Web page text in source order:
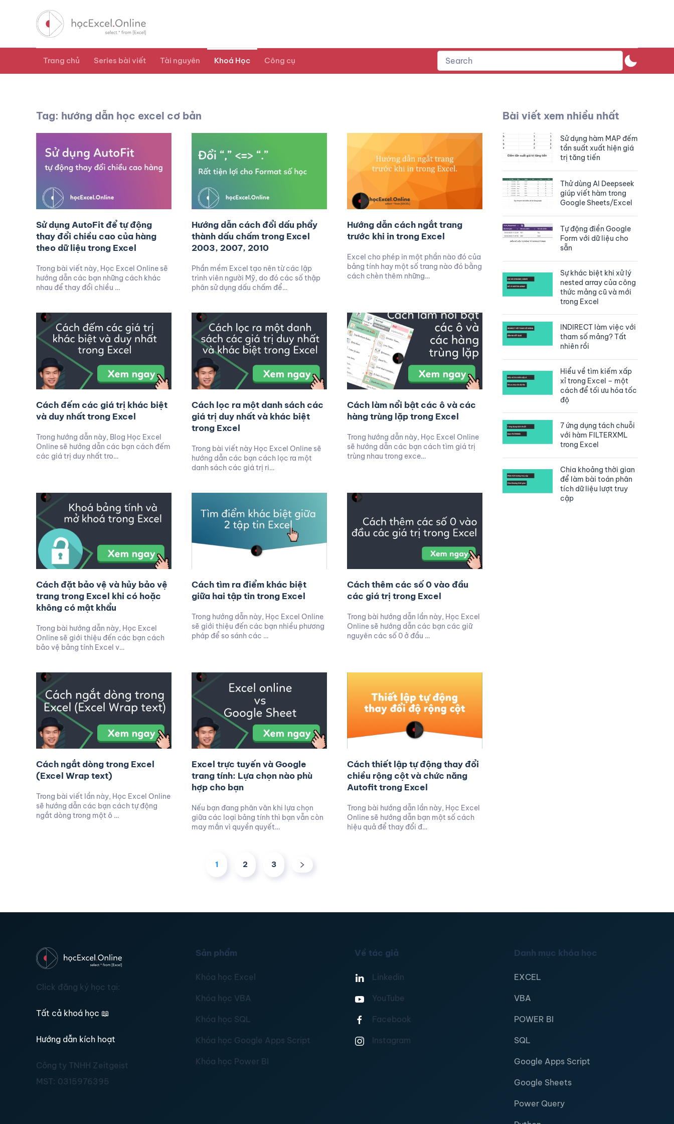
Trang chủ Series bài viết Tài nguyên Khoá Học Công cụ
Tag: hướng dẫn học excel cơ bản
Sử dụng AutoFit để tự động
thay đổi chiều cao của hàng
theo dữ liệu trong Excel
Trong bài viết này, Học Excel Online sẽ
hướng dẫn các bạn những cách khác
nhau để thay đổi chiều …
Hướng dẫn cách đổi dấu phẩy
thành dấu chấm trong Excel
2003, 2007, 2010
Phần mềm Excel tạo nên từ các lập
trình viên người Mỹ, do đó các số thập
phân sử dụng dấu chấm để…
Hướng dẫn cách ngắt trang
trước khi in trong Excel
Excel cho phép in một phần nào đó của
bảng tính hay một số trang nào đó bằng
cách chèn thêm những…
Cách đếm các giá trị khác biệt
và duy nhất trong Excel
Trong hướng dẫn này, Blog Học Excel
Online sẽ hướng dẫn các bạn cách đếm
các giá trị duy nhất tro…
Cách lọc ra một danh sách các
giá trị duy nhất và khác biệt
trong Excel
Trong bài viết này Học Excel Online sẽ
hướng dẫn các bạn cách lọc ra một
danh sách các giá trị ri…
Cách làm nổi bật các ô và các
hàng trùng lặp trong Excel
Trong hướng dẫn này, Học Excel Online
sẽ hướng dẫn các bạn cách tìm giá trị
trùng nhau trong exce…
Cách đặt bảo vệ và hủy bảo vệ
trang trong Excel khi có hoặc
không có mật khẩu
Trong bài hướng dẫn này, Học Excel
Online sẽ giới thiệu đến các bạn cách
bảo vệ bảng tính Excel v…
Cách tìm ra điểm khác biệt
giữa hai tập tin trong Excel
Trong hướng dẫn này, Học Excel Online
sẽ giới thiệu đến các bạn nhiều phương
pháp để so sánh các …
Cách thêm các số 0 vào đầu
các giá trị trong Excel
Trong bài hướng dẫn lần này, Học Excel
Online sẽ hướng dẫn các bạn các giữ
nguyên các số 0 ở đầu …
Cách ngắt dòng trong Excel
(Excel Wrap text)
Trong bài viết lần này, Học Excel Online
sẽ hướng dẫn các bạn cách tự động
ngắt dòng trong một ô …
Excel trực tuyến và Google
trang tính: Lựa chọn nào phù
hợp cho bạn
Nếu bạn đang phân vân khi lựa chọn
giữa các loại bảng tính thì bạn vẫn còn
may mắn vì quyền quyết…
Cách thiết lập tự động thay đổi
chiều rộng cột và chức năng
Autofit trong Excel
Trong bài hướng dẫn lần này, Học Excel
Online sẽ hướng dẫn bạn một số cách
hiệu quả để thay đổi đ…
1 2 3
Bài viết xem nhiều nhất
Sử dụng hàm MAP đếm
tần suất xuất hiện giá
trị tăng tiến
Thử dùng AI Deepseek
giúp viết hàm trong
Google Sheets/Excel
Tự động điền Google
Form với dữ liệu cho
sẵn
Sự khác biệt khi xử lý
nested array của công
thức mảng cũ và mới
trong Excel
INDIRECT làm việc với
tham số mảng? Tất
nhiên rồi
Hiểu về tìm kiếm xấp
xỉ trong Excel – một
cách để tối ưu hóa tốc
độ
7 ứng dụng tách chuỗi
với hàm FILTERXML
trong Excel
Chia khoảng thời gian
để làm bài toán phân
tích dữ liệu lượt truy
cập
Click đăng ký học tại:
Tất cả khoá học 📖
Hướng dẫn kích hoạt
Công ty TNHH Zeitgeist
MST: 0315976395
Sản phẩm
Khóa học Excel
Khóa học VBA
Khóa học SQL
Khóa học Google Apps Script
Khóa học Power BI
Về tác giả
Linkedin
YouTube
Facebook
Instagram
Danh mục khóa học
EXCEL
VBA
POWER BI
SQL
Google Apps Script
Google Sheets
Power Query